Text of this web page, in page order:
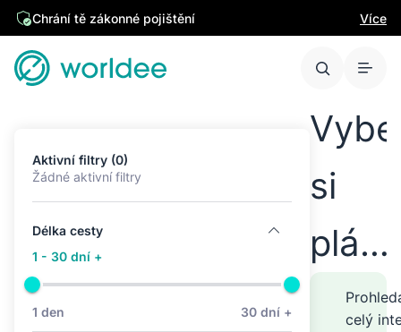
Chrání tě zákonné pojištění Více
Aktivní filtry (0)
Žádné aktivní filtry
Délka cesty
1 - 30 dní +
1 den 30 dní +
si
plán
cesty
celý